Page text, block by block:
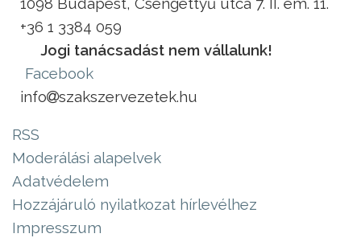
+36 1 3384 059
Jogi tanácsadást nem vállalunk!
Facebook
info
szakszervezetek.hu
RSS
Moderálási alapelvek
Adatvédelem
Hozzájáruló nyilatkozat hírlevélhez
Impresszum